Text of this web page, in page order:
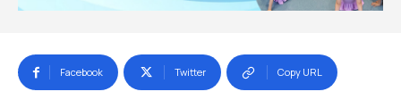
Facebook Twitter Copy URL